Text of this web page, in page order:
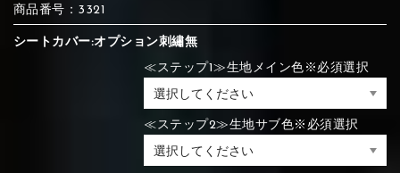
⑩White ⑪Black ⑫Ivory
⑭Caramel ⑮Wine red
⑪Black ⑫Ivory
⑦Wine-red
⑪Blue ⑫Aqua blue
⑳Purple ㉑Violet
商品番号：3321
シートカバー:オプション刺繡無
≪ステップ1≫生地メイン色※必須選択
≪ステップ2≫生地サブ色※必須選択